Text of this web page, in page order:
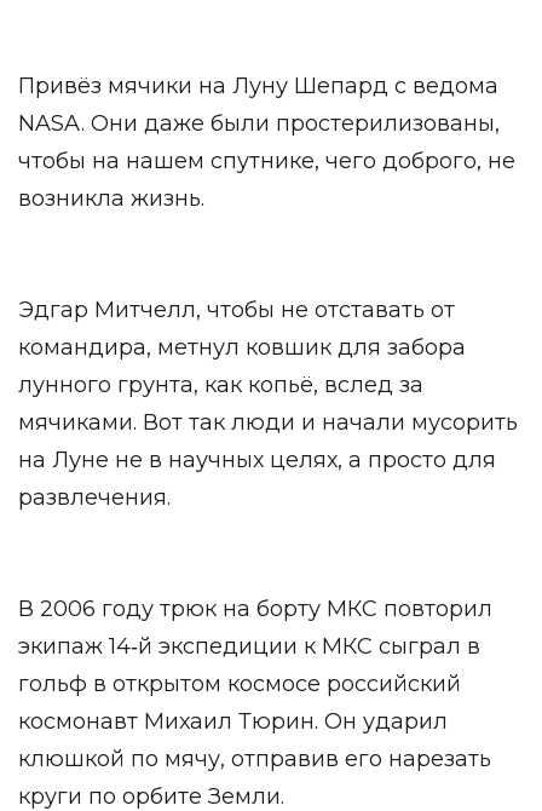
Привёз мячики на Луну Шепард с ведома
NASA. Они даже были простерилизованы,
чтобы на нашем спутнике, чего доброго, не
возникла жизнь.
Эдгар Митчелл, чтобы не отставать от
командира, метнул ковшик для забора
лунного грунта, как копьё, вслед за
мячиками. Вот так люди и начали мусорить
на Луне не в научных целях, а просто для
развлечения.
В 2006 году трюк на борту МКС повторил
экипаж 14‑й экспедиции к МКС сыграл в
гольф в открытом космосе российский
космонавт Михаил Тюрин. Он ударил
клюшкой по мячу, отправив его нарезать
круги по орбите Земли.